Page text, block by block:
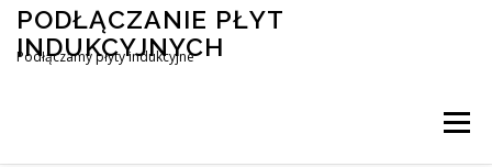
Przejdź
treści
PODŁĄCZANIE PŁYT
INDUKCYJNYCH
Podłączamy płyty indukcyjne
Menu